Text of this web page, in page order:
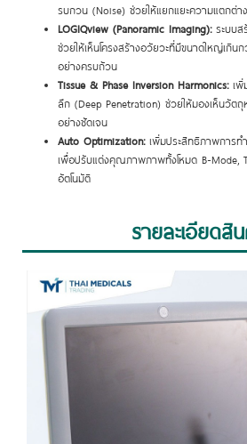
รบกวน (Noise) ช่วยให้แยกแยะความแตกต่า
LOGIQview (Panoramic Imaging):ระบบส
ช่วยให้เห็นโครงสร้างอวัยวะที่มีขนาดใหญ่เกิน
อย่างครบถ้วน
Tissue & Phase Inversion Harmonics:เพิ่
ลึก (Deep Penetration) ช่วยให้มองเห็นวัตถุ
อย่างชัดเจน
Auto Optimization:เพิ่มประสิทธิภาพการท
เพื่อปรับแต่งคุณภาพภาพทั้งโหมด B-Mode,
อัตโนมัติ
รายละเอียดสิ